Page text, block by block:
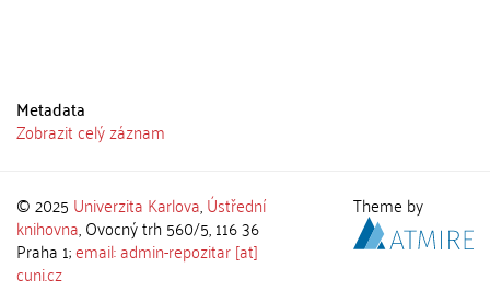
Metadata
Zobrazit celý záznam
© 2025 Univerzita Karlova,Ústřední
knihovna, Ovocný trh 560/5, 116 36
Praha 1;email: admin-repozitar [at]
cuni.cz
Theme by